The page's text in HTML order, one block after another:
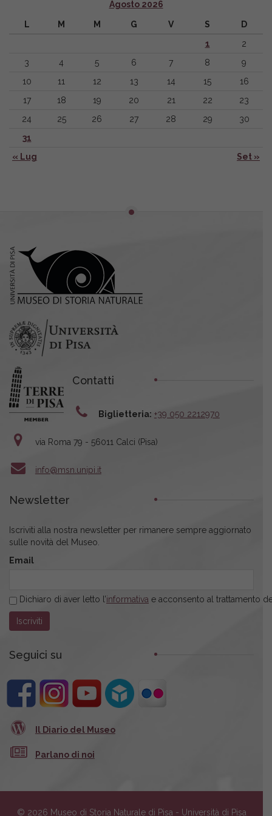
Agosto 2026
L M M G V S D
« Lug Set »
1
2
3
4 5 6 7 8
9
10
11 12 13 14 15
16
17
18 19 20 21 22
23
24
25 26 27 28 29
30
31
Contatti
Biglietteria: +39 050 2212970
via Roma 79 - 56011 Calci (Pisa)
info@msn.unipi.it
Newsletter
Iscriviti alla nostra newsletter per rimanere sempre aggiornato
sulle novità del Museo.
Email
Dichiaro di aver letto l’informativa e acconsento al trattamento
Seguici su
Il Diario del Museo
Parlano di noi
© 2026 Museo di Storia Naturale di Pisa - Università di Pisa